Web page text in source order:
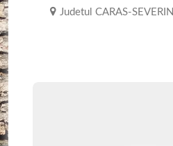
Judetul CARAS-SEVERIN